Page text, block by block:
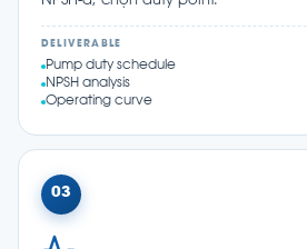
DELIVERABLE
Pump duty schedule
NPSH analysis
Operating curve
03